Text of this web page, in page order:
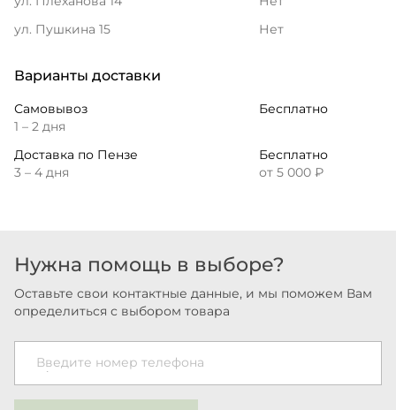
ул. Пушкина 15
Нет
Варианты доставки
Самовывоз
1 – 2 дня
Бесплатно
Доставка по Пензе
3 – 4 дня
Бесплатно
от 5 000 ₽
Нужна помощь в выборе?
Оставьте свои контактные данные, и мы поможем Вам
определиться с выбором товара
Введите номер телефона